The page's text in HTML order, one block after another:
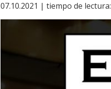
07.10.2021 | tiempo de lectura: